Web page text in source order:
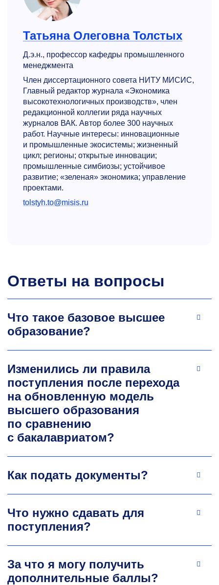
Татьяна Олеговна Толстых
Д.э.н., профессор кафедры промышленного
менеджмента
Член диссертационного совета НИТУ МИСИС,
Главный редактор журнала «Экономика
высокотехнологичных производств», член
редакционной коллегии ряда научных
журналов ВАК. Автор более 300 научных
работ. Научные интересы: инновационные
и промышленные экосистемы; жизненный
цикл; регионы; открытые инновации;
промышленные симбиозы; устойчивое
развитие; «зеленая» экономика; управление
проектами.
tolstyh.to@misis.ru
Ответы на вопросы
Что такое базовое высшее
образование?
Изменились ли правила
поступления после перехода
на обновленную модель
высшего образования
по сравнению
с бакалавриатом?
Как подать документы?
Что нужно сдавать для
поступления?
За что я могу получить
дополнительные баллы?